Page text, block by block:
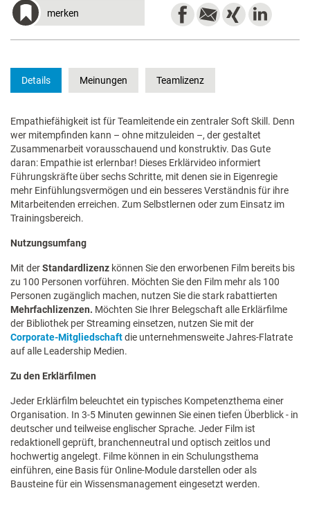
merken
Details Meinungen Teamlizenz
Empathiefähigkeit ist für Teamleitende ein zentraler Soft Skill. Denn
wer mitempfinden kann – ohne mitzuleiden –, der gestaltet
Zusammenarbeit vorausschauend und konstruktiv. Das Gute
daran: Empathie ist erlernbar! Dieses Erklärvideo informiert
Führungskräfte über sechs Schritte, mit denen sie in Eigenregie
mehr Einfühlungsvermögen und ein besseres Verständnis für ihre
Mitarbeitenden erreichen. Zum Selbstlernen oder zum Einsatz im
Trainingsbereich.
Nutzungsumfang
Mit derStandardlizenz können Sie den erworbenen Film bereits bis
zu 100 Personen vorführen. Möchten Sie den Film mehr als 100
Personen zugänglich machen, nutzen Sie die stark rabattierten
Mehrfachlizenzen. Möchten Sie Ihrer Belegschaft alle Erklärfilme
der Bibliothek per Streaming einsetzen, nutzen Sie mit der
Corporate-Mitgliedschaftdie unternehmensweite Jahres-Flatrate
auf alle Leadership Medien.
Zu den Erklärfilmen
Jeder Erklärfilm beleuchtet ein typisches Kompetenzthema einer
Organisation. In 3-5 Minuten gewinnen Sie einen tiefen Überblick - in
deutscher und teilweise englischer Sprache. Jeder Film ist
redaktionell geprüft, branchenneutral und optisch zeitlos und
hochwertig angelegt. Filme können in ein Schulungsthema
einführen, eine Basis für Online-Module darstellen oder als
Bausteine für ein Wissensmanagement eingesetzt werden.